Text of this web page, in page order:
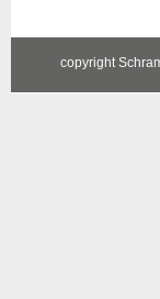
copyright